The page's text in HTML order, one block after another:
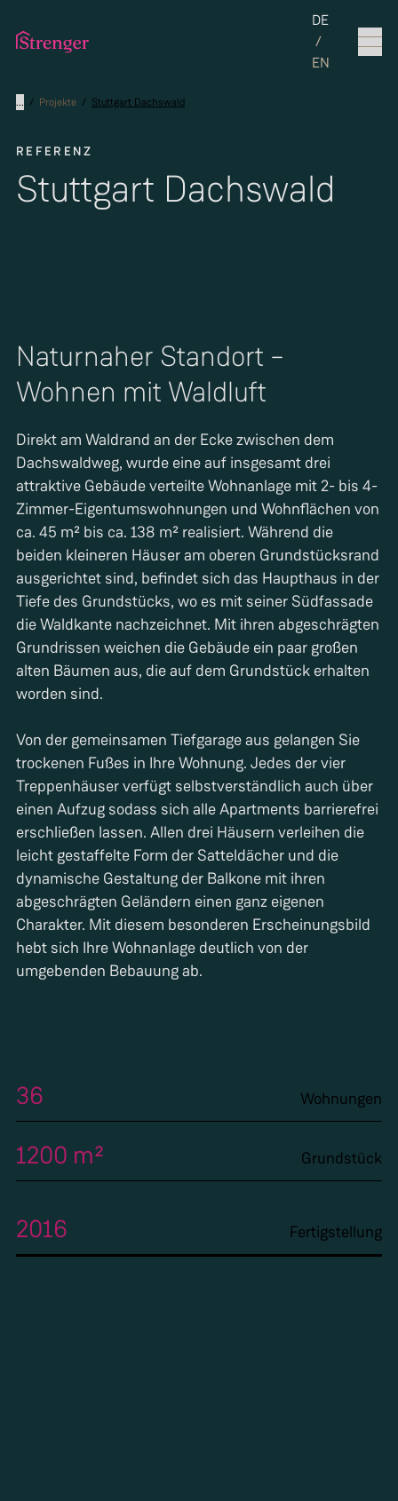
Set the
DE
/
EN
... / Projekte / Stuttgart Dachswald
REFERENZ
Stuttgart Dachswald
Naturnaher Standort –
Wohnen mit Waldluft
Direkt am Waldrand an der Ecke zwischen dem
Dachswaldweg, wurde eine auf insgesamt drei
attraktive Gebäude verteilte Wohnanlage mit 2- bis 4-
Zimmer-Eigentumswohnungen und Wohnflächen von
ca. 45 m² bis ca. 138 m² realisiert. Während die
beiden kleineren Häuser am oberen Grundstücksrand
ausgerichtet sind, befindet sich das Haupthaus in der
Tiefe des Grundstücks, wo es mit seiner Südfassade
die Waldkante nachzeichnet. Mit ihren abgeschrägten
Grundrissen weichen die Gebäude ein paar großen
alten Bäumen aus, die auf dem Grundstück erhalten
worden sind.
Von der gemeinsamen Tiefgarage aus gelangen Sie
trockenen Fußes in Ihre Wohnung. Jedes der vier
Treppenhäuser verfügt selbstverständlich auch über
einen Aufzug sodass sich alle Apartments barrierefrei
erschließen lassen. Allen drei Häusern verleihen die
leicht gestaffelte Form der Satteldächer und die
dynamische Gestaltung der Balkone mit ihren
abgeschrägten Geländern einen ganz eigenen
Charakter. Mit diesem besonderen Erscheinungsbild
hebt sich Ihre Wohnanlage deutlich von der
umgebenden Bebauung ab.
Wohnungen
36
Grundstück
1200 m²
Fertigstellung
2016